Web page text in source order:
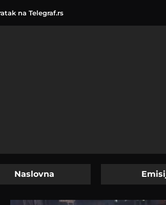
na Telegraf.rs
Naslovna